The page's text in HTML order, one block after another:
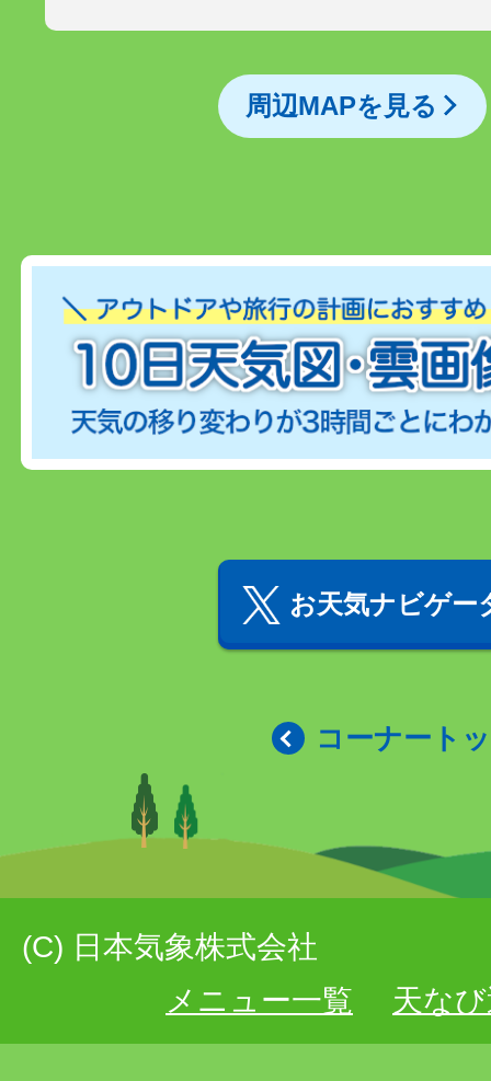
周辺MAPを見る
お天気ナビゲー
コーナート
(C) 日本気象株式会社
メニュー一覧
天な